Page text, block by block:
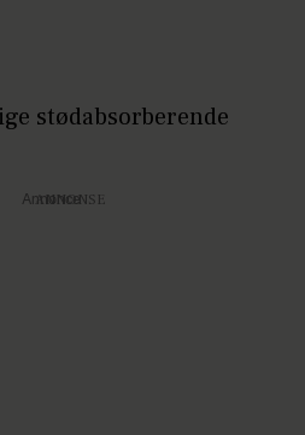
stødabsorberende
Annonce